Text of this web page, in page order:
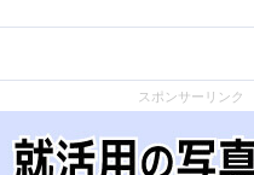
スポンサーリンク